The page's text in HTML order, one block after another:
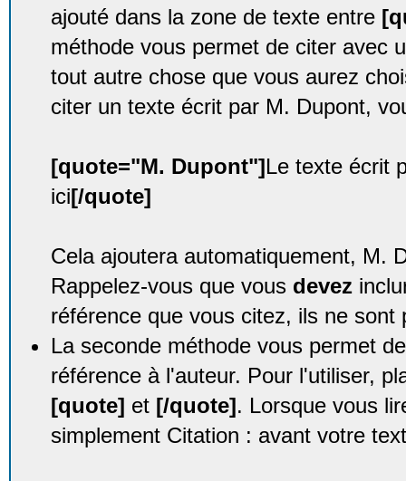
ajouté dans la zone de texte entre
méthode vous permet de citer avec
tout autre chose que vous aurez
citer un texte écrit par M. Dupont,
[quote="M. Dupont"]Le texte écrit
ici[/quote]
Cela ajoutera automatiquement, M.
Rappelez-vous que vous devez
référence que vous citez, ils ne sont
La seconde méthode vous permet
référence à l'auteur. Pour l'utiliser,
[quote] et [/quote]. Lorsque vous
simplement Citation : avant votre